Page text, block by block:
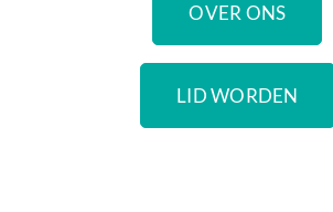
OVER ONS
LID WORDEN